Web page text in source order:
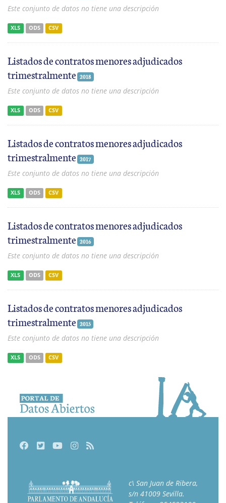
Este conjunto de datos no tiene una descripción
XLS ODS CSV
Listados de contratos menores adjudicados
trimestralmente 2018
Este conjunto de datos no tiene una descripción
XLS ODS CSV
Listados de contratos menores adjudicados
trimestralmente 2017
Este conjunto de datos no tiene una descripción
XLS ODS CSV
Listados de contratos menores adjudicados
trimestralmente 2016
Este conjunto de datos no tiene una descripción
XLS ODS CSV
Listados de contratos menores adjudicados
trimestralmente 2015
Este conjunto de datos no tiene una descripción
XLS ODS CSV
Facebook
TwitterYoutubeInstagram
RSS
c\ San Juan de Ribera,
s/n 41009 Sevilla.